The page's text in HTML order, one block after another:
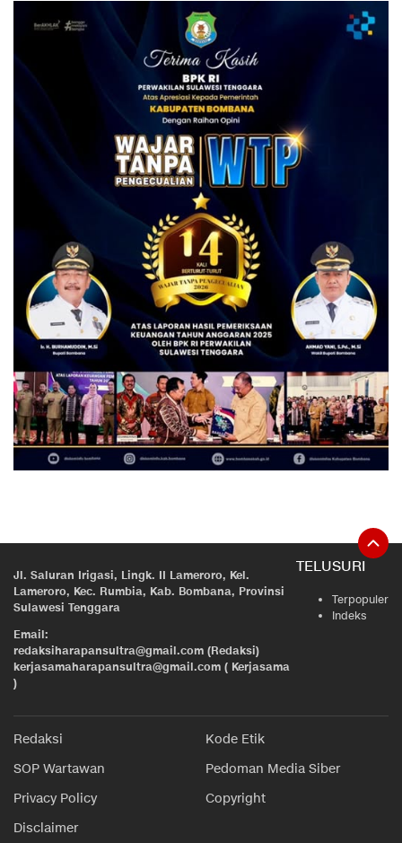
Jl. Saluran Irigasi, Lingk. II Lameroro, Kel.
Lameroro, Kec. Rumbia, Kab. Bombana, Provinsi
Sulawesi Tenggara
Email:
redaksiharapansultra@gmail.com (Redaksi)
kerjasamaharapansultra@gmail.com ( Kerjasama
)
TELUSURI
Terpopuler
Indeks
Redaksi
Kode Etik
SOP Wartawan
Pedoman Media Siber
Privacy Policy
Copyright
Disclaimer